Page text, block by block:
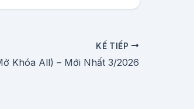
KẾ TIẾP
Khóa All) – Mới Nhất 3/2026